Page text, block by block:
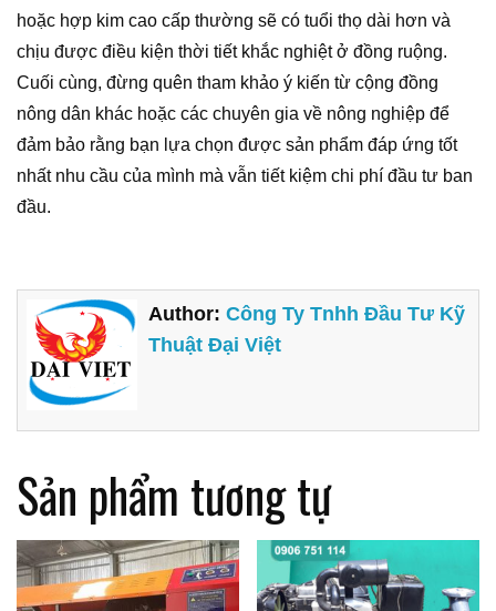
hoặc hợp kim cao cấp thường sẽ có tuổi thọ dài hơn và
chịu được điều kiện thời tiết khắc nghiệt ở đồng ruộng.
Cuối cùng, đừng quên tham khảo ý kiến từ cộng đồng
nông dân khác hoặc các chuyên gia về nông nghiệp để
đảm bảo rằng bạn lựa chọn được sản phẩm đáp ứng tốt
nhất nhu cầu của mình mà vẫn tiết kiệm chi phí đầu tư ban
đầu.
Author:Công Ty Tnhh Đầu Tư Kỹ
Thuật Đại Việt
Sản phẩm tương tự